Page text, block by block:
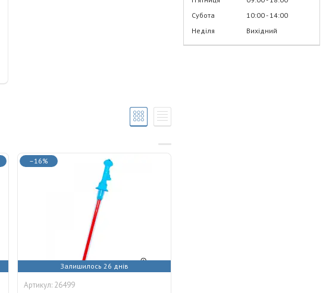
–16%
Залишилось 26 днів
26499
Субота
10:00 14:00
Неділя
Вихідний